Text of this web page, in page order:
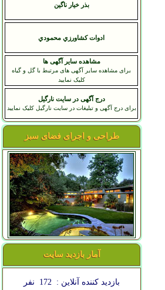
بذر خیار ناگین
ادوات کشاورزي محمودي
مشاهده سایر آگهی ها
برای مشاهده سایر آگهی های مرتبط با گل و گیاه
کلیک نمایید
درج آگهی در سایت نارگیل
برای درج آگهی و تبلیغات در سایت نارگیل کلیک نمایید
طراحی و اجرای فضای سبز
آمار بازدید سایت
بازدید کننده آنلاین : 172 نفر